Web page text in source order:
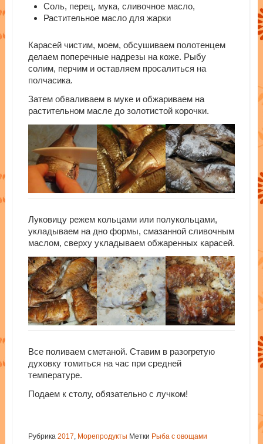
Соль, перец, мука, сливочное масло,
Растительное масло для жарки
Карасей чистим, моем, обсушиваем полотенцем
делаем поперечные надрезы на коже. Рыбу
солим, перчим и оставляем просалиться на
полчасика.
Затем обваливаем в муке и обжариваем на
растительном масле до золотистой корочки.
Луковицу режем кольцами или полукольцами,
укладываем на дно формы, смазанной сливочным
маслом, сверху укладываем обжаренных карасей.
Все поливаем сметаной. Ставим в разогретую
духовку томиться на час при средней
температуре.
Подаем к столу, обязательно с лучком!
Рубрика 2017 Морепродукты Метки Рыба с овощами